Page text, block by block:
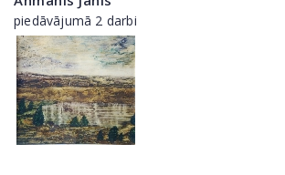
piedāvājumā 2 darbi